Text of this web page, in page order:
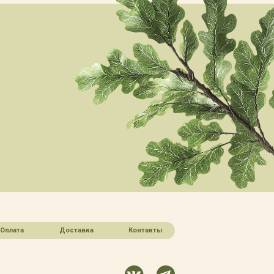
Оплата Доставка Контакты